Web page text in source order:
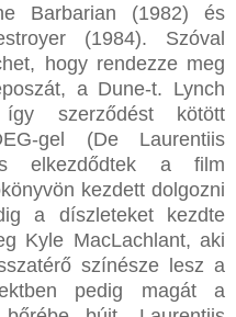
Barbarian (1982) és
(1984). Szóval
hogy rendezze meg
a Dune-t. Lynch
szerződést kötött
gel (De Laurentiis
elkezdődtek a film
kezdett dolgozni
a díszleteket kezdte
Kyle MacLachlant, aki
színésze lesz a
pedig magát a